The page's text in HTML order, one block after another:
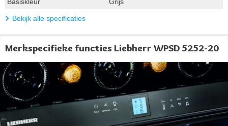
Bekijk alle specificaties
Merkspecifieke functies Liebherr WPSD 5252-20